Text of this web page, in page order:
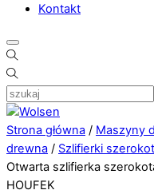
Kontakt
Strona główna / Maszyny
drewna / Szlifierki
Otwarta szlifierka
HOUFEK